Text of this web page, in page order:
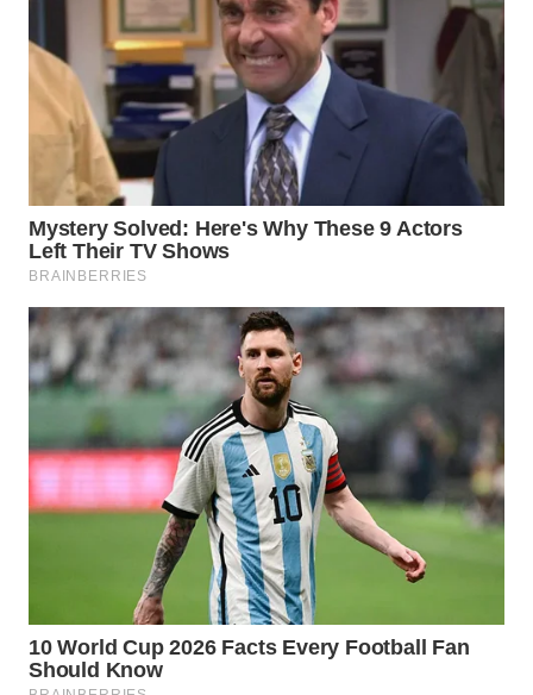
WN
PADANG
LAWAS
WN
WN
CIANJUR
WN
KEPULAUAN
SERIBU
TANGERANG
WN
CIREBON